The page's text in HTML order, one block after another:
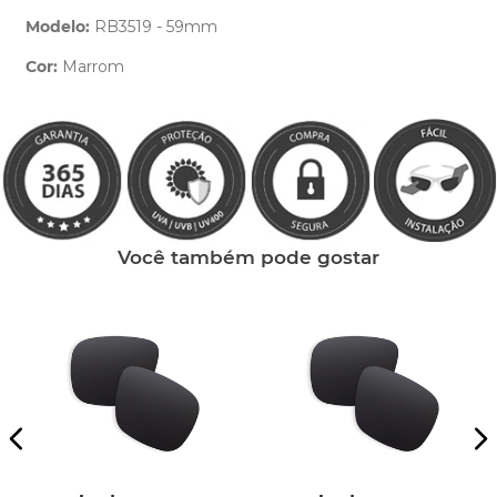
Modelo: RB3519 - 59mm
Cor: Marrom
Você também pode gostar